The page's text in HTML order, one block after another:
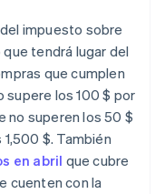
impuesto sobre
tendrá lugar del
que cumplen
supere los 100 $ por
no superen los 50 $
$. También
en abril que cubre
cuenten con la